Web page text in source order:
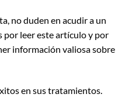
no duden en acudir a un
por leer este artículo y por
información valiosa sobre
en sus tratamientos.